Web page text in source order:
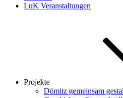
LuK Veranstaltungen
Projekte
Dömitz gemeinsam